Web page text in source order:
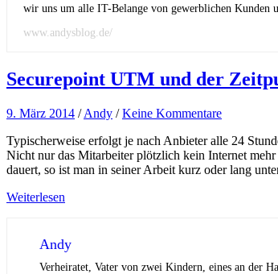
wir uns um alle IT-Belange von gewerblichen Kunden
www.andysblog.de/
Securepoint UTM und der
9. März 2014 /Andy /Keine Kommentare
Typischerweise erfolgt je nach Anbieter alle 24
Nicht nur das Mitarbeiter plötzlich kein Internet
dauert, so ist man in seiner Arbeit kurz oder lang
Weiterlesen
Andy
Verheiratet, Vater von zwei Kindern, eines an der